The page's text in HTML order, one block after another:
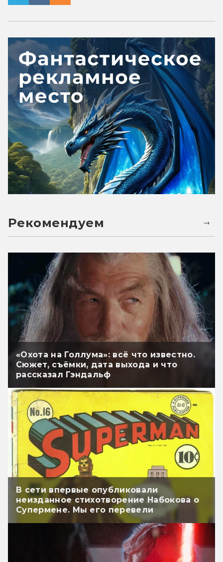
Рекомендуем
«Охота на Голлума»: всё что известно.
Сюжет, съёмки, дата выхода и что
рассказал Гэндальф
В сети впервые опубликовали
неизданное стихотворение Набокова о
Супермене. Мы его перевели